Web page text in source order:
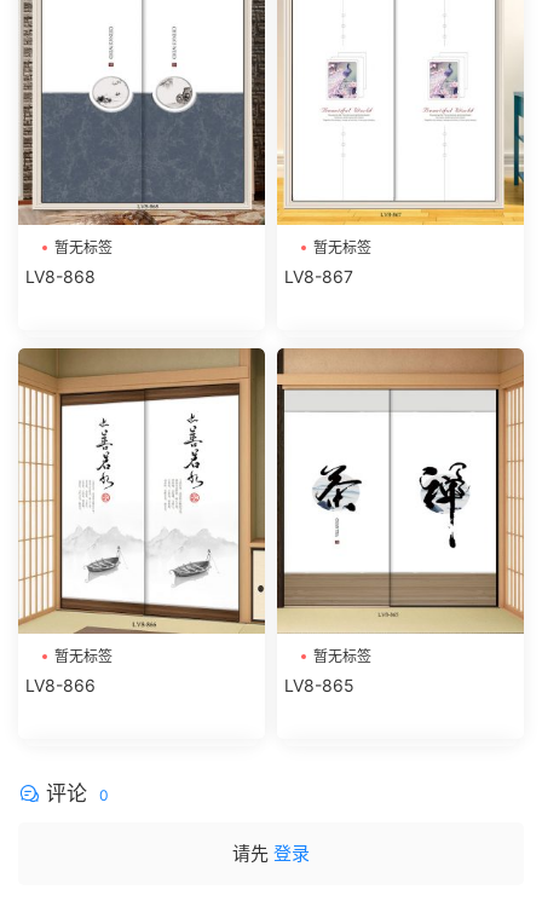
暂无标签
LV8-868
暂无标签
LV8-867
暂无标签
LV8-866
暂无标签
LV8-865
评论 0
请先 登录